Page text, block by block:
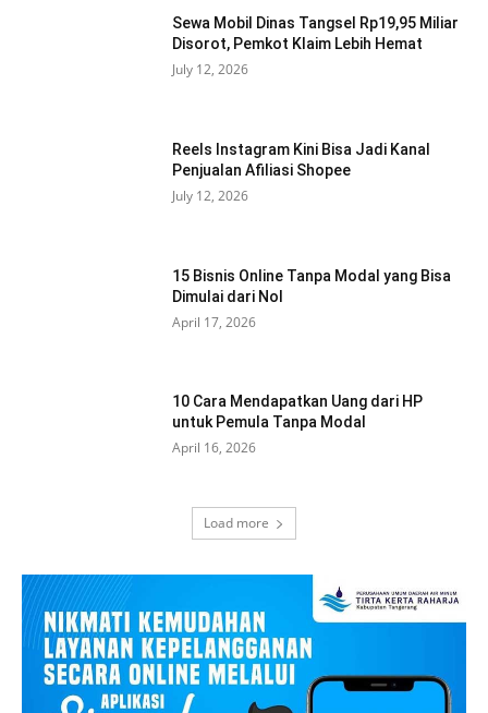
Sewa Mobil Dinas Tangsel Rp19,95 Miliar
Disorot, Pemkot Klaim Lebih Hemat
July 12, 2026
Reels Instagram Kini Bisa Jadi Kanal
Penjualan Afiliasi Shopee
July 12, 2026
15 Bisnis Online Tanpa Modal yang Bisa
Dimulai dari Nol
April 17, 2026
10 Cara Mendapatkan Uang dari HP
untuk Pemula Tanpa Modal
April 16, 2026
Load more